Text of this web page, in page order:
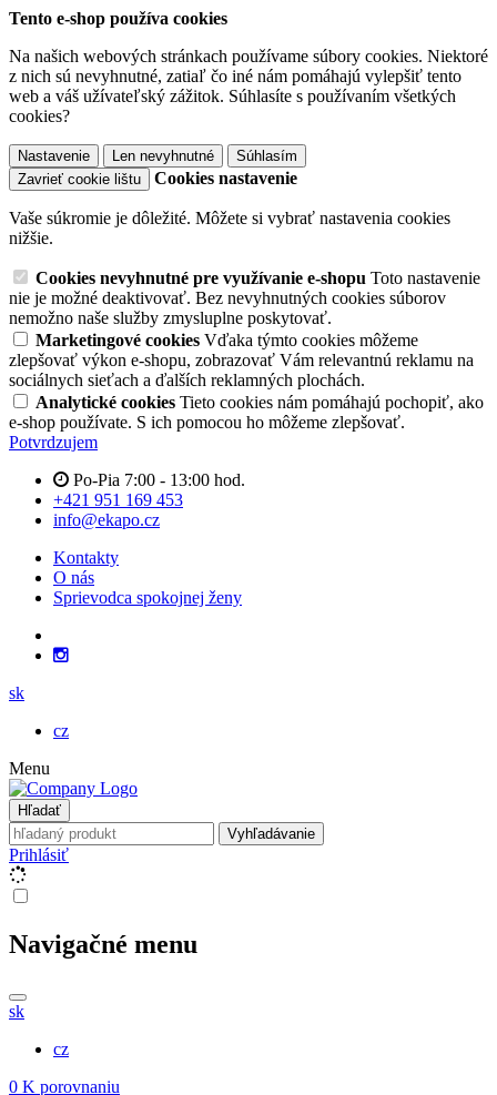
Tento e-shop používa cookies
Na našich webových stránkach používame súbory cookies. Niektoré
z nich sú nevyhnutné, zatiaľ čo iné nám pomáhajú vylepšiť tento
web a váš užívateľský zážitok. Súhlasíte s používaním všetkých
cookies?
Nastavenie Len nevyhnutné
Súhlasím
Zavrieť cookie lištu
Cookies nastavenie
Vaše súkromie je dôležité. Môžete si vybrať nastavenia cookies
nižšie.
Cookies nevyhnutné pre využívanie e-shopu Toto nastavenie
nie je možné deaktivovať. Bez nevyhnutných cookies súborov
nemožno naše služby zmysluplne poskytovať.
Marketingové cookies Vďaka týmto cookies môžeme
zlepšovať výkon e-shopu, zobrazovať Vám relevantnú reklamu na
sociálnych sieťach a ďalších reklamných plochách.
Analytické cookies Tieto cookies nám pomáhajú pochopiť, ako
e-shop používate. S ich pomocou ho môžeme zlepšovať.
Potvrdzujem
Po-Pia 7:00 - 13:00 hod.
+421 951 169 453
info@ekapo.cz
Kontakty
O nás
Sprievodca spokojnej ženy
sk
cz
Menu
Hľadať
Vyhľadávanie
Prihlásiť
Navigačné menu
sk
cz
0 K porovnaniu